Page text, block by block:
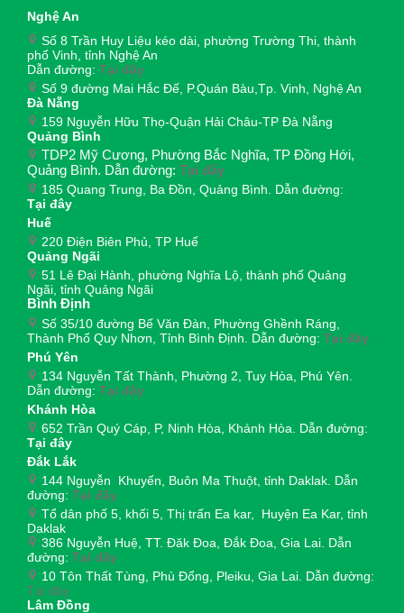
Nghệ An
Số 8 Trần Huy Liệu kéo dài, phường Trường Thi, thành
phố Vinh, tỉnh Nghệ An
Dẫn đường: Tại đây
Số 9 đường Mai Hắc Đế, P.Quán Bàu,Tp. Vinh, Nghệ An
Đà Nẵng
159 Nguyễn Hữu Thọ-Quận Hải Châu-TP Đà Nẵng
Quảng Bình
TDP2 Mỹ Cương, Phường Bắc Nghĩa, TP Đồng Hới,
Quảng Bình. Dẫn đường: Tại đây
185 Quang Trung, Ba Đồn, Quảng Bình. Dẫn đường:
Tại đây
Huế
220 Điện Biên Phủ, TP Huế
Quảng Ngãi
51 Lê Đại Hành, phường Nghĩa Lộ, thành phố Quảng
Ngãi, tỉnh Quảng Ngãi
Bình Định
Số 35/10 đường Bế Văn Đàn, Phường Ghềnh Ráng,
Thành Phố Quy Nhơn, Tỉnh Bình Định. Dẫn đường: Tại đây
Phú Yên
134 Nguyễn Tất Thành, Phường 2, Tuy Hòa, Phú Yên.
Dẫn đường: Tại đây
Khánh Hòa
652 Trần Quý Cáp, P, Ninh Hòa, Khánh Hòa. Dẫn đường:
Tại đây
Đắk Lắk
144 Nguyễn Khuyến, Buôn Ma Thuột, tỉnh Daklak. Dẫn
đường: Tại đây
Tổ dân phố 5, khối 5, Thị trấn Ea kar, Huyện Ea Kar, tỉnh
Daklak
386 Nguyễn Huệ, TT. Đăk Đoa, Đắk Đoa, Gia Lai. Dẫn
đường: Tại đây
10 Tôn Thất Tùng, Phù Đổng, Pleiku, Gia Lai. Dẫn đường:
Tại đây
Lâm Đồng